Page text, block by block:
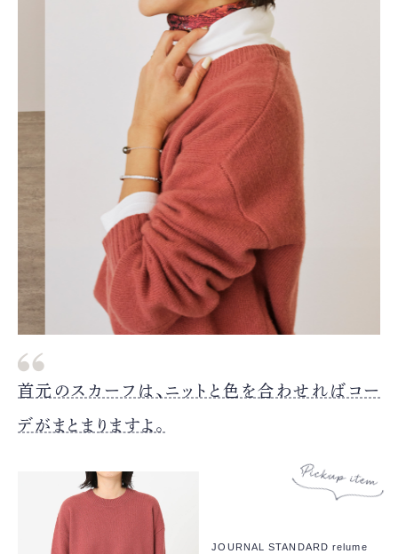
首元のスカーフは、ニットと色を合わせればコー
デがまとまりますよ。
JOURNAL STANDARD relume